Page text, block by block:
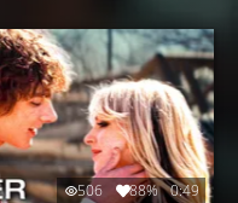
506 88% 0:49